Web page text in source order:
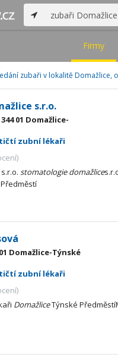
Firmy
zubaři v lokalitě Domažlice,
s.r.o.
01 Domažlice-
zubní lékaři
s.r.o. stomatologie domažlice
Domažlice-Týnské
zubní lékaři
DomažliceTýnské